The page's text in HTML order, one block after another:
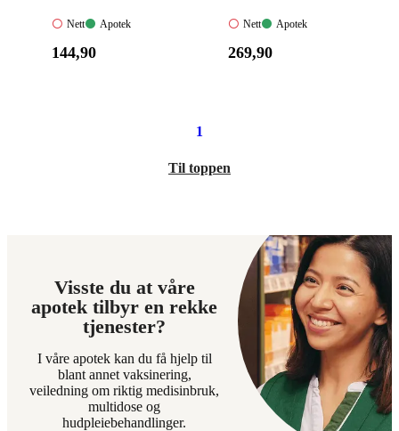
Nett:
tilgjengelig
Nett
Apotek:
Apotek
Pris:
144,90
Nett:
tilgjengelig
Nett
Apotek:
Apotek
Pris:
269,90
1
Til toppen
Visste du at våre
apotek tilbyr en rekke
tjenester?
I våre apotek kan du få hjelp til
blant annet vaksinering,
veiledning om riktig medisinbruk,
multidose og
hudpleiebehandlinger.